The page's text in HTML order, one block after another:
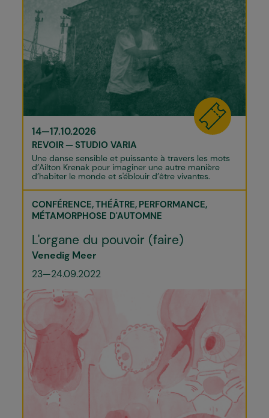
14—17.10.2026
REVOIR STUDIO VARIA
Une danse sensible et puissante à travers les mots
d’Ailton Krenak pour imaginer une autre manière
d’habiter le monde et s'éblouir d’être vivant·es.
CONFÉRENCE THÉÂTRE PERFORMANCE
MÉTAMORPHOSE D'AUTOMNE
L'organe du pouvoir (faire)
Venedig Meer
23—24.09.2022